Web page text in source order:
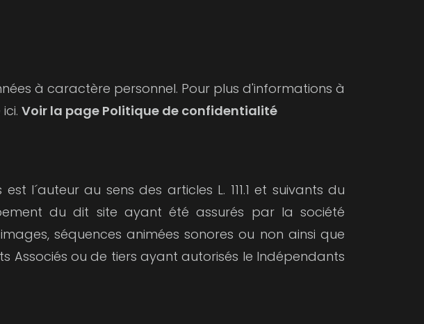
à caractère personnel. Pour plus d'informations à
Voir la page Politique de confidentialité
l´auteur au sens des articles L. 111.1 et suivants du
du dit site ayant été assurés par la société
séquences animées sonores ou non ainsi que
Associés ou de tiers ayant autorisés le Indépendants